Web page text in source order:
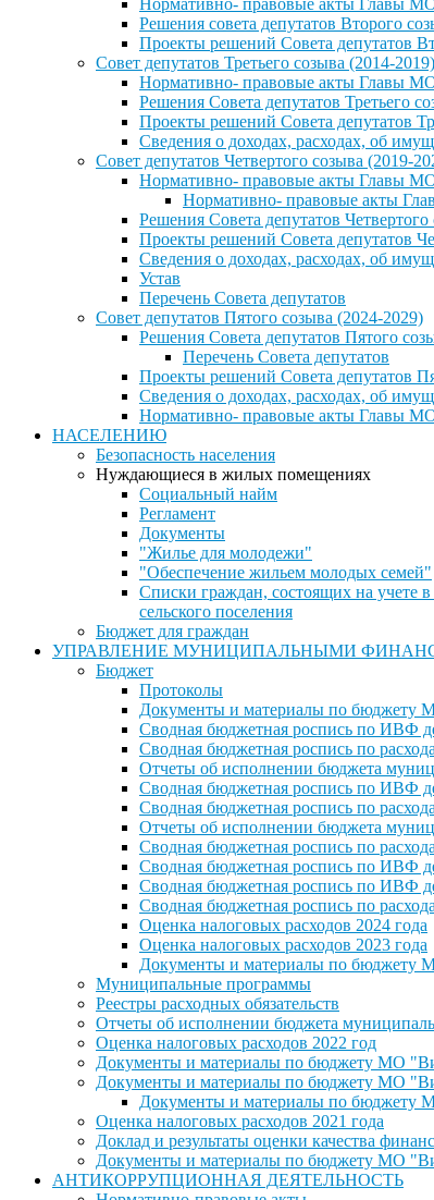
Нормативно- правовые акты Главы
Решения совета депутатов Второго
Проекты решений Совета депутатов
Совет депутатов Третьего созыва (2014-2019)
Нормативно- правовые акты Главы
Решения Совета депутатов Третьего
Проекты решений Совета депутатов
Сведения о доходах, расходах, об
Совет депутатов Четвертого созыва (2019-
Нормативно- правовые акты Главы
Нормативно- правовые акты
Решения Совета депутатов Четвертого
Проекты решений Совета депутатов
Сведения о доходах, расходах, об
Устав
Перечень Совета депутатов
Совет депутатов Пятого созыва (2024-2029)
Решения Совета депутатов Пятого
Перечень Совета депутатов
Проекты решений Совета депутатов
Сведения о доходах, расходах, об
Нормативно- правовые акты Главы
НАСЕЛЕНИЮ
Безопасность населения
Нуждающиеся в жилых помещениях
Социальный найм
Регламент
Документы
"Жилье для молодежи"
"Обеспечение жильем молодых семей"
Списки граждан, состоящих на учете
сельского поселения
Бюджет для граждан
УПРАВЛЕНИЕ МУНИЦИПАЛЬНЫМИ
Бюджет
Протоколы
Документы и материалы по бюджету
Сводная бюджетная роспись по ИВФ
Сводная бюджетная роспись по
Отчеты об исполнении бюджета
Сводная бюджетная роспись по ИВФ
Сводная бюджетная роспись по
Отчеты об исполнении бюджета
Сводная бюджетная роспись по
Сводная бюджетная роспись по ИВФ
Сводная бюджетная роспись по ИВФ
Сводная бюджетная роспись по
Оценка налоговых расходов 2024 года
Оценка налоговых расходов 2023 года
Документы и материалы по бюджету
Муниципальные программы
Реестры расходных обязательств
Отчеты об исполнении бюджета
Оценка налоговых расходов 2022 год
Документы и материалы по бюджету МО
Документы и материалы по бюджету МО
Документы и материалы по бюджету
Оценка налоговых расходов 2021 года
Доклад и результаты оценки качества
Документы и материалы по бюджету МО
АНТИКОРРУПЦИОННАЯ ДЕЯТЕЛЬНОСТЬ